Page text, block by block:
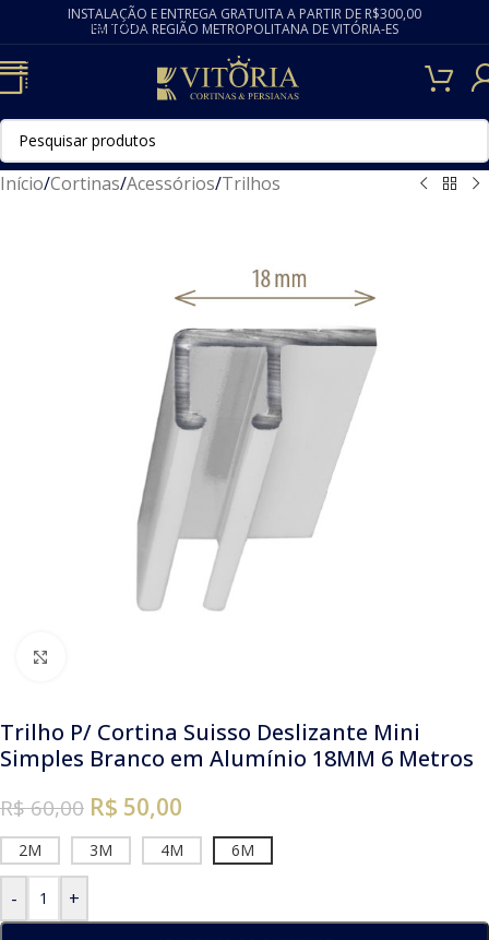
Skip to navigation
Skip to main content
INSTALAÇÃO E ENTREGA GRATUITA A PARTIR DE R$300,00
EM TODA REGIÃO METROPOLITANA DE VITÓRIA-ES
Início/Cortinas/Acessórios/Trilhos
Trilho P/ Cortina Suisso Deslizante Mini
Simples Branco em Alumínio 18MM 6 Metros
R$60,00 R$ 50,00
2M 3M 4M 6M
- +